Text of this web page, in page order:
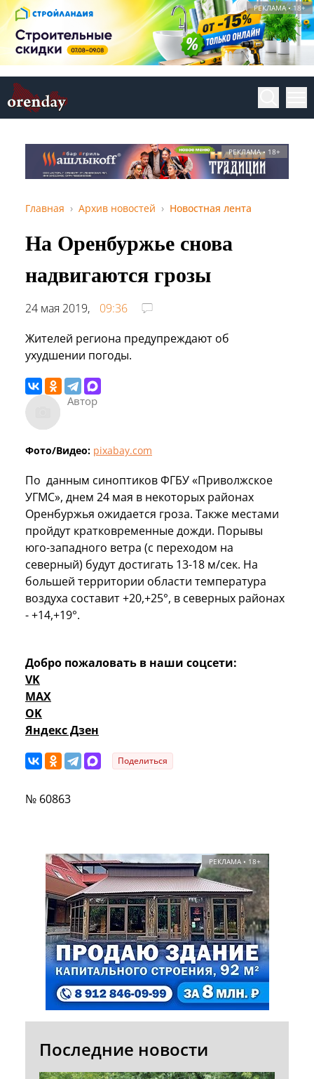
РЕКЛАМА • 18+
РЕКЛАМА • 18+
Главная Архив новостей Новостная лента
На Оренбуржье снова
надвигаются грозы
24 мая 2019,
09:36
Жителей региона предупреждают об
ухудшении погоды.
Автор
Фото/Видео: pixabay.com
По данным синоптиков ФГБУ «Приволжское
УГМС», днем 24 мая в некоторых районах
Оренбуржья ожидается гроза. Также местами
пройдут кратковременные дожди. Порывы
юго-западного ветра (с переходом на
северный) будут достигать 13-18 м/сек. На
большей территории области температура
воздуха составит +20,+25°, в северных районах
- +14,+19°.
Добро пожаловать в наши соцсети:
VK
MAX
OK
Яндекс Дзен
Поделиться
№ 60863
РЕКЛАМА • 18+
Последние новости